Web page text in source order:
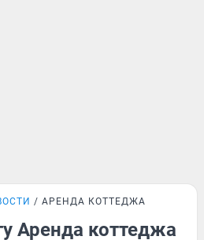
АРЕНДА КОТТЕДЖА
Аренда коттеджа